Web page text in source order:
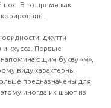
нос. В то время как
джутти
кхусса. Первые
букву «м»,
виду характерны
предназначены для
иногда их шьют из